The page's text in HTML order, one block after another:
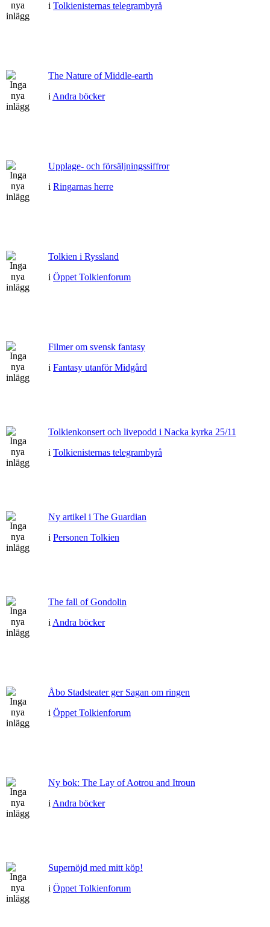
i Tolkienisternas telegrambyrå
The Nature of Middle-earth
i Andra böcker
Upplage- och försäljningssiffror
i Ringarnas herre
Tolkien i Ryssland
i Öppet Tolkienforum
Filmer om svensk fantasy
i Fantasy utanför Midgård
Tolkienkonsert och livepodd i Nacka kyrka 25/11
i Tolkienisternas telegrambyrå
Ny artikel i The Guardian
i Personen Tolkien
The fall of Gondolin
i Andra böcker
Åbo Stadsteater ger Sagan om ringen
i Öppet Tolkienforum
Ny bok: The Lay of Aotrou and Itroun
i Andra böcker
Supernöjd med mitt köp!
i Öppet Tolkienforum